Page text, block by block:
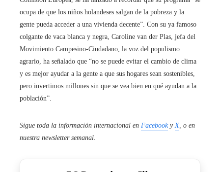
ocupa de que los niños holandeses salgan de la pobreza y la
gente pueda acceder a una vivienda decente”. Con su ya famoso
colgante de vaca blanca y negra, Caroline van der Plas, jefa del
Movimiento Campesino-Ciudadano, la voz del populismo
agrario, ha señalado que “no se puede evitar el cambio de clima
y es mejor ayudar a la gente a que sus hogares sean sostenibles,
pero invertimos millones sin que se vea bien en qué ayudan a la
población”.
Sigue toda la información internacional en Facebooky X , o en
nuestra newsletter semanal